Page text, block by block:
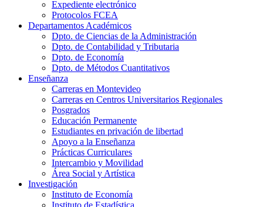
Expediente electrónico
Protocolos FCEA
Departamentos Académicos
Dpto. de Ciencias de la Administración
Dpto. de Contabilidad y Tributaria
Dpto. de Economía
Dpto. de Métodos Cuantitativos
Enseñanza
Carreras en Montevideo
Carreras en Centros Universitarios Regionales
Posgrados
Educación Permanente
Estudiantes en privación de libertad
Apoyo a la Enseñanza
Prácticas Curriculares
Intercambio y Movilidad
Área Social y Artística
Investigación
Instituto de Economía
Instituto de Estadística